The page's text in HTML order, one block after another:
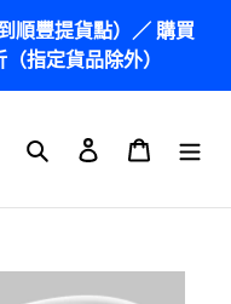
順豐提貨點）／ 購買
指定貨品除外）
搜尋 登入 購物車